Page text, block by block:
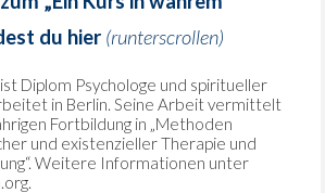
du hier (runterscrollen)
Diplom Psychologe und spiritueller
in Berlin. Seine Arbeit vermittelt
Fortbildung in „Methoden
und existenzieller Therapie und
Weitere Informationen unter
.